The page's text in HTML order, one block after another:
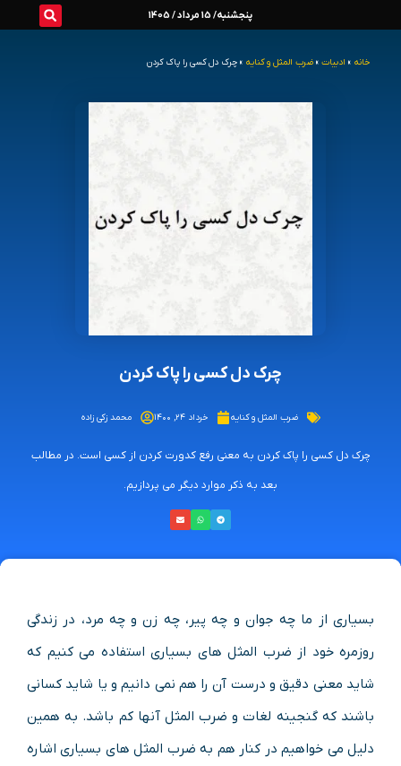
پنجشنبه/ 15 مرداد / 1405
خانه » ادبیات » ضرب المثل و کنایه » چرک دل کسی را پاک کردن
چرک دل کسی را پاک کردن
ضرب المثل و کنایه خرداد ۲۴, ۱۴۰۰ محمد زکی زاده
چرک دل کسی را پاک کردن به معنی رفع کدورت کردن از کسی است. در مطالب
بعد به ذکر موارد دیگر می پردازیم.
بسیاری از ما چه جوان و چه پیر، چه زن و چه مرد، در زندگی
روزمره خود از ضرب المثل های بسیاری استفاده می کنیم که
شاید معنی دقیق و درست آن را هم نمی دانیم و یا شاید کسانی
باشند که گنجینه لغات و ضرب المثل آنها کم باشد. به همین
دلیل می خواهیم در کنار هم به ضرب المثل های بسیاری اشاره